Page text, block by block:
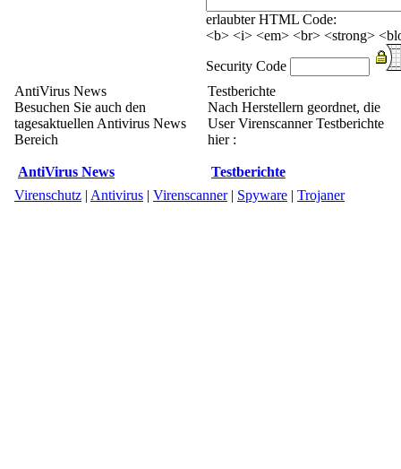
erlaubter HTML Code:
<b> <i> <em> <br> <strong>
Security Code
AntiVirus News
Besuchen Sie auch den
tagesaktuellen Antivirus News
Bereich
AntiVirus News
Testberichte
Nach Herstellern geordnet, die
User Virenscanner Testberichte
hier :
Testberichte
Virenschutz | Antivirus | Virenscanner| Spyware | Trojaner